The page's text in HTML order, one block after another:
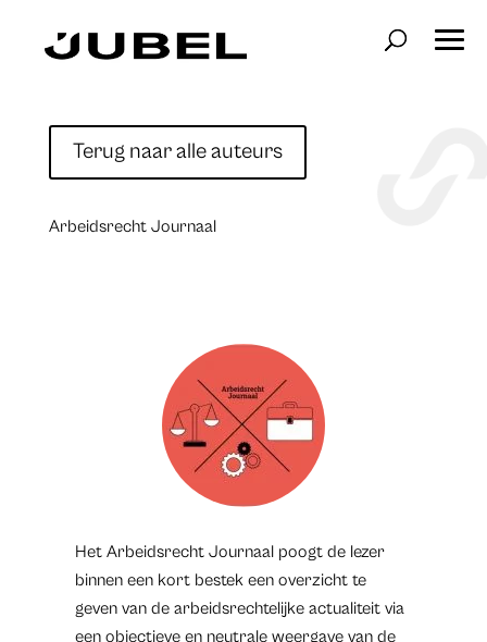
Terug naar alle auteurs
Arbeidsrecht Journaal
Het Arbeidsrecht Journaal poogt de lezer
binnen een kort bestek een overzicht te
geven van de arbeidsrechtelijke actualiteit via
een objectieve en neutrale weergave van de